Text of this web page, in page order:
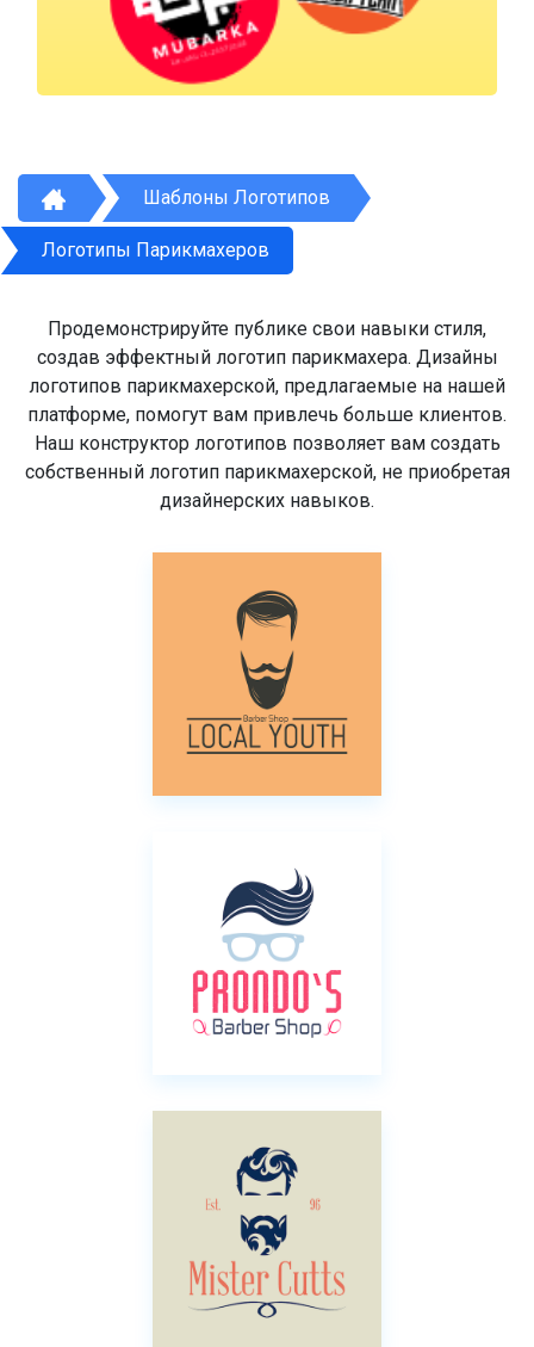
Шаблоны Логотипов
Логотипы Парикмахеров
Продемонстрируйте публике свои навыки стиля,
создав эффектный логотип парикмахера. Дизайны
логотипов парикмахерской, предлагаемые на нашей
платформе, помогут вам привлечь больше клиентов.
Наш конструктор логотипов позволяет вам создать
собственный логотип парикмахерской, не приобретая
дизайнерских навыков.